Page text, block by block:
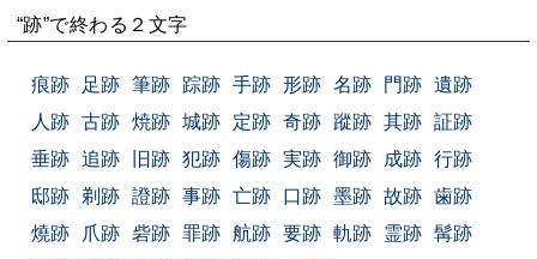
“跡”で終わる２文字
痕跡 足跡 筆跡 踪跡 手跡 形跡 名跡 門跡 遺跡
人跡 古跡 焼跡 城跡 定跡 奇跡 蹤跡 其跡 証跡
垂跡 追跡 旧跡 犯跡 傷跡 実跡 御跡 成跡 行跡
邸跡
剃跡 證跡 事跡 亡跡 口跡 墨跡 故跡 歯跡
燒跡
爪跡 砦跡 罪跡 航跡 要跡 軌跡 霊跡 髯跡